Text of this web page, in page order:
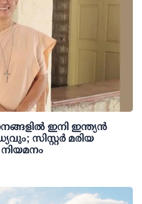
ഇനി ഇന്ത്യൻ
സിസ്റ്റർ മരിയ
നിയമനം